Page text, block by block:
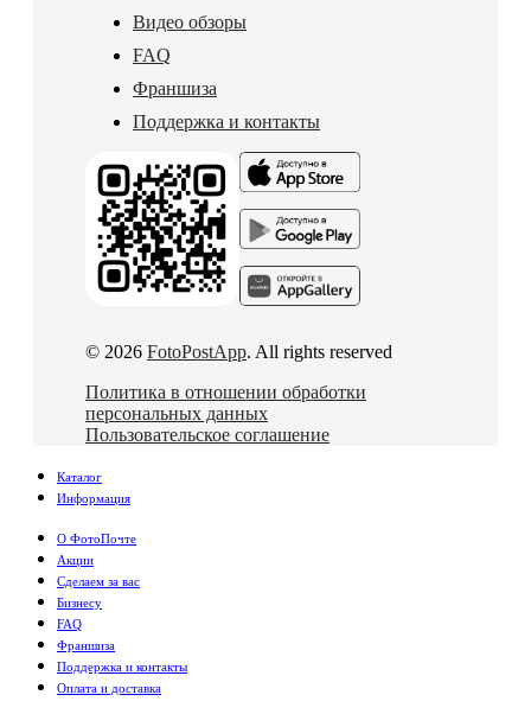
Видео обзоры
FAQ
Франшиза
Поддержка и контакты
© 2026 FotoPostApp. All rights reserved
Политика в отношении обработки
персональных данных
Пользовательское соглашение
Каталог
Информация
О ФотоПочте
Акции
Сделаем за вас
Бизнесу
FAQ
Франшиза
Поддержка и контакты
Оплата и доставка